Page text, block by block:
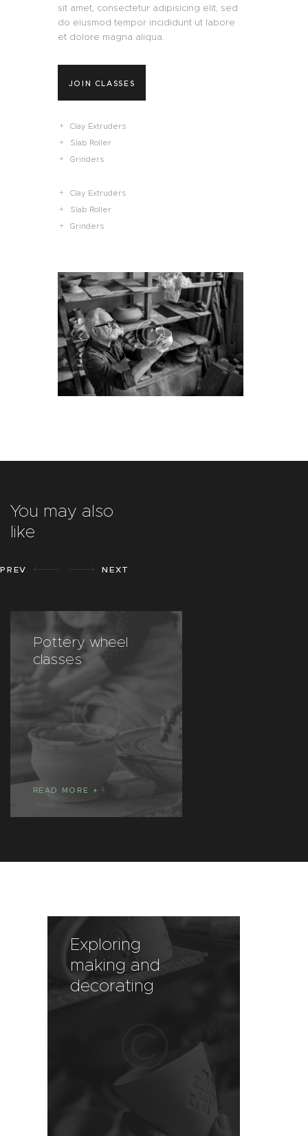
sit amet, consectetur adipisicing elit, sed
do eiusmod tempor incididunt ut labore
et dolore magna aliqua.
JOIN CLASSES
Clay Extruders
Slab Roller
Grinders
Clay Extruders
Slab Roller
Grinders
You may also
like
PREV NEXT
Pottery wheel
classes
READ MORE
Exploring
making and
decorating